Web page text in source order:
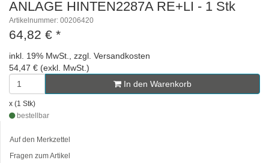
ANLAGE HINTEN2287A RE+LI - 1 Stk
Artikelnummer: 00206420
64,82 € *
inkl. 19% MwSt., zzgl. Versandkosten
54,47 € (exkl. MwSt.)
In den Warenkorb
x (1 Stk)
bestellbar
Auf den Merkzettel
Fragen zum Artikel